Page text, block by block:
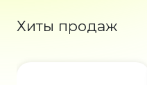
Хиты продаж